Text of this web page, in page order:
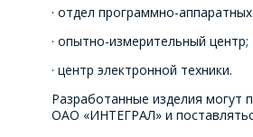
· отдел программно-
· опытно-измерительный центр;
· центр электронной техники.
Разработанные изделия могут
ОАО «ИНТЕГРАЛ» и